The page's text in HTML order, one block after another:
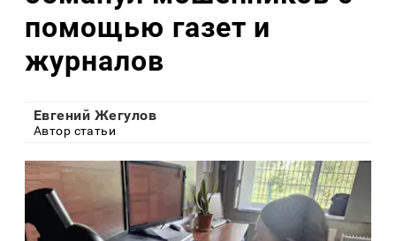
помощью газет и
журналов
Евгений Жегулов
Автор статьи